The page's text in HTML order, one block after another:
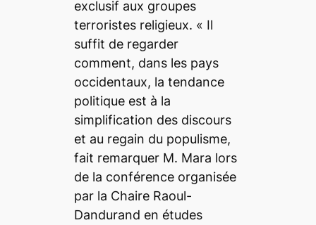
exclusif aux groupes
terroristes religieux. « Il
suffit de regarder
comment, dans les pays
occidentaux, la tendance
politique est à la
simplification des discours
et au regain du populisme,
fait remarquer M. Mara lors
de la conférence organisée
par la Chaire Raoul-
Dandurand en études